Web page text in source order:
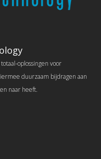
oplossingen voor
duurzaam bijdragen aan
naar heeft.